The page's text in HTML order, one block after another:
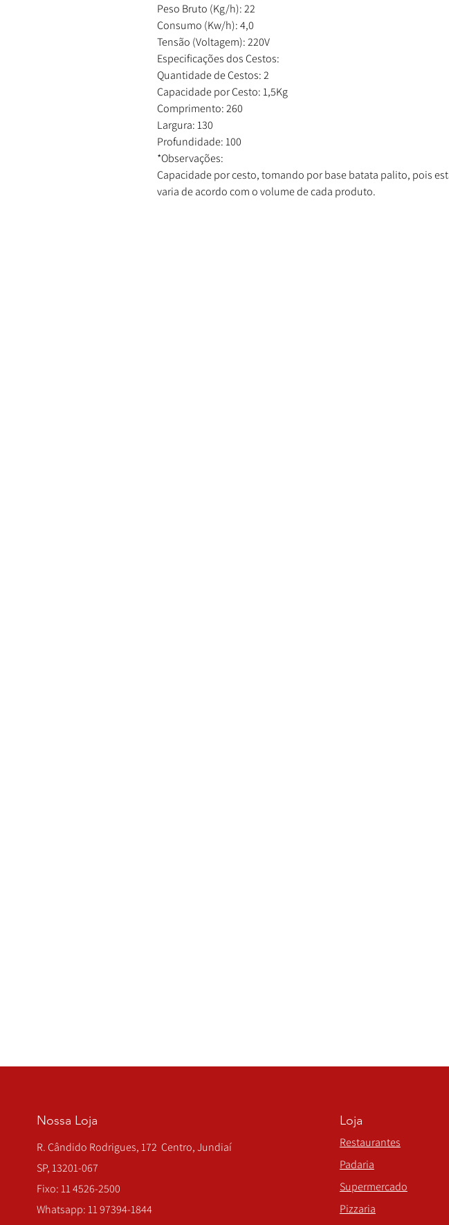
Peso Bruto (Kg/h): 22
Consumo (Kw/h): 4,0
Tensão (Voltagem): 220V
Especificações dos Cestos:
Quantidade de Cestos: 2
Capacidade por Cesto: 1,5Kg
Comprimento: 260
Largura: 130
Profundidade: 100
*Observações:
Capacidade por cesto, tomando por base batata palito, pois
varia de acordo com o volume de cada produto.
Nossa Loja
R. Cândido Rodrigues, 172 Centro, Jundiaí
SP, 13201-067
Fixo: 11 4526-2500
Whatsapp: 11 97394-1844
Loja
Restaurantes
Padaria
Supermercado
Pizzaria